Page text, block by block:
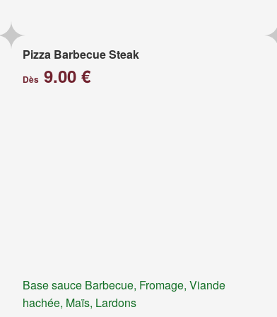
Pizza Barbecue Steak
Dès9.00 €
Base sauce Barbecue, Fromage, Viande
hachée, Maïs, Lardons